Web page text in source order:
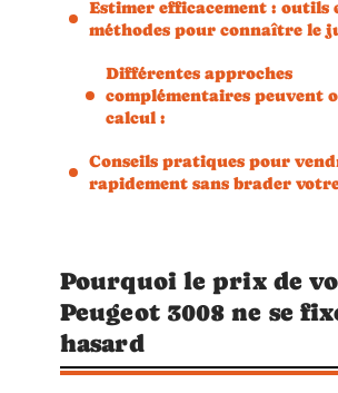
Estimer efficacement : outils
méthodes pour connaître le
Différentes approches
complémentaires peuvent
calcul :
Conseils pratiques pour
rapidement sans brader
Pourquoi le prix de
Peugeot 3008 ne se
hasard